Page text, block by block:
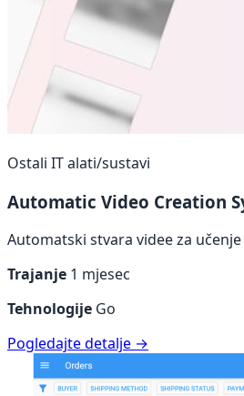
Ostali IT alati/sustavi
Automatic Video Creation
Automatski stvara videe za
Trajanje 1 mjesec
Tehnologije Go
Pogledajte detalje →